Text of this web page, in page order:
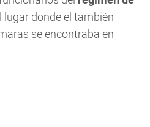
lugar donde el también
se encontraba en